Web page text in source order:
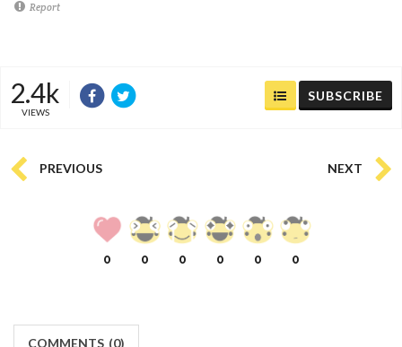
Report
2.4k
VIEWS
SUBSCRIBE
PREVIOUS NEXT
0 0 0 0 0 0
COMMENTS (0)